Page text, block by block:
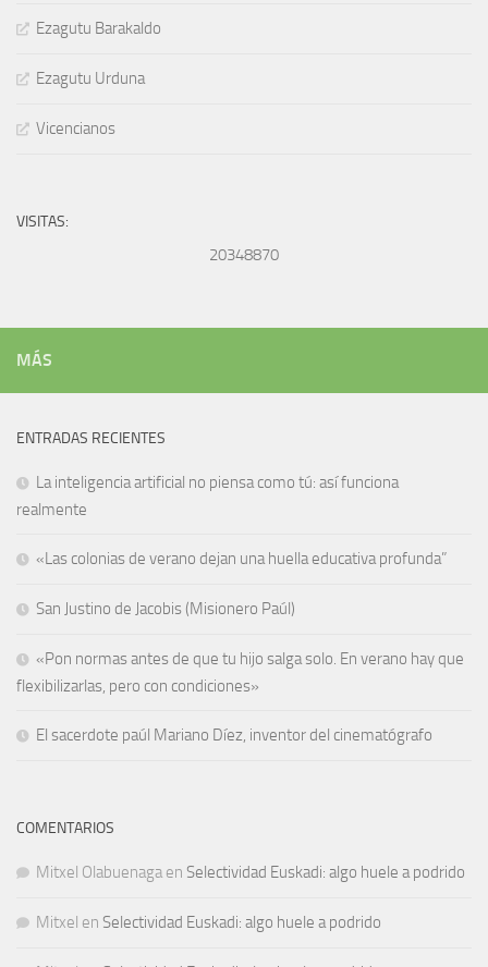
Ezagutu Barakaldo
Ezagutu Urduna
Vicencianos
VISITAS:
20348870
MÁS
ENTRADAS RECIENTES
La inteligencia artificial no piensa como tú: así funciona
realmente
«Las colonias de verano dejan una huella educativa profunda”
San Justino de Jacobis (Misionero Paúl)
«Pon normas antes de que tu hijo salga solo. En verano hay que
flexibilizarlas, pero con condiciones»
El sacerdote paúl Mariano Díez, inventor del cinematógrafo
COMENTARIOS
Mitxel Olabuenaga en Selectividad Euskadi: algo huele a podrido
Mitxel en Selectividad Euskadi: algo huele a podrido